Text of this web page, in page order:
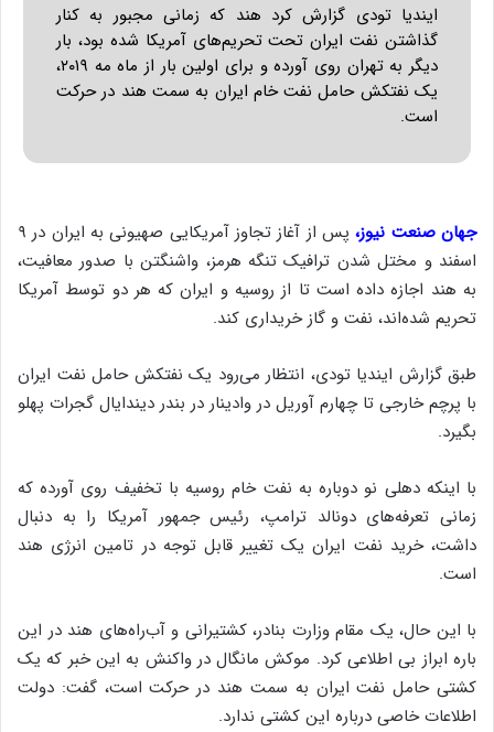
ایندیا تودی گزارش کرد هند که زمانی مجبور به کنار
گذاشتن نفت ایران تحت تحریم‌های آمریکا شده بود، بار
دیگر به تهران روی آورده و برای اولین بار از ماه مه ۲۰۱۹،
یک نفتکش حامل نفت خام ایران به سمت هند در حرکت
است.
جهان صنعت نیوز،
پس از آغاز تجاوز آمریکایی صهیونی به ایران در ۹
اسفند و مختل شدن ترافیک تنگه هرمز، واشنگتن با صدور معافیت،
به هند اجازه داده است تا از روسیه و ایران که هر دو توسط آمریکا
تحریم شده‌اند، نفت و گاز خریداری کند.
طبق گزارش ایندیا تودی، انتظار می‌رود یک نفتکش حامل نفت ایران
با پرچم خارجی تا چهارم آوریل در وادینار در بندر دیندایال گجرات پهلو
بگیرد.
با اینکه دهلی نو دوباره به نفت خام روسیه با تخفیف روی آورده که
زمانی تعرفه‌های دونالد ترامپ، رئیس جمهور آمریکا را به دنبال
داشت، خرید نفت ایران یک تغییر قابل توجه در تامین انرژی هند
است.
با این حال، یک مقام وزارت بنادر، کشتیرانی و آب‌راه‌های هند در این
باره ابراز بی اطلاعی کرد. موکش مانگال در واکنش به این خبر که یک
کشتی حامل نفت ایران به سمت هند در حرکت است، گفت: دولت
اطلاعات خاصی درباره این کشتی ندارد.